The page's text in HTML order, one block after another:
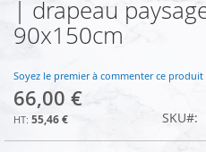
gallery
| drapeau
90x150cm
Soyez le premier à commenter ce produit
66,00 €
55,46 €
SKU